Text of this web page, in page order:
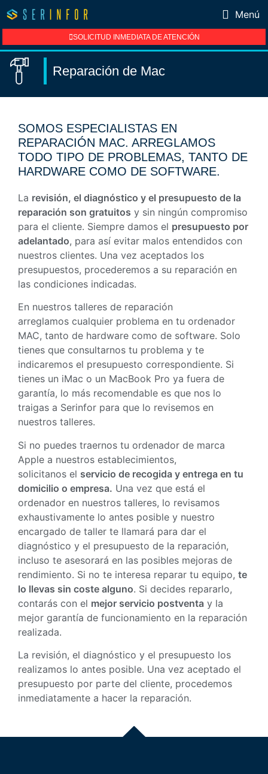
Menú
SOLICITUD INMEDIATA DE ATENCIÓN
Reparación de Mac
SOMOS ESPECIALISTAS EN
REPARACIÓN MAC. ARREGLAMOS
TODO TIPO DE PROBLEMAS, TANTO DE
HARDWARE COMO DE SOFTWARE.
La revisión, el diagnóstico y el presupuesto de la
reparación son gratuitos y sin ningún compromiso
para el cliente. Siempre damos el presupuesto por
adelantado, para así evitar malos entendidos con
nuestros clientes. Una vez aceptados los
presupuestos, procederemos a su reparación en
las condiciones indicadas.
En nuestros talleres de reparación
arreglamos cualquier problema en tu ordenador
MAC, tanto de hardware como de software. Solo
tienes que consultarnos tu problema y te
indicaremos el presupuesto correspondiente. Si
tienes un iMac o un MacBook Pro ya fuera de
garantía, lo más recomendable es que nos lo
traigas a Serinfor para que lo revisemos en
nuestros talleres.
Si no puedes traernos tu ordenador de marca
Apple a nuestros establecimientos,
solicitanos el servicio de recogida y entrega en tu
domicilio o empresa. Una vez que está el
ordenador en nuestros talleres, lo revisamos
exhaustivamente lo antes posible y nuestro
encargado de taller te llamará para dar el
diagnóstico y el presupuesto de la reparación,
incluso te asesorará en las posibles mejoras de
rendimiento. Si no te interesa reparar tu equipo, te
lo llevas sin coste alguno. Si decides repararlo,
contarás con el mejor servicio postventa y la
mejor garantía de funcionamiento en la reparación
realizada.
La revisión, el diagnóstico y el presupuesto los
realizamos lo antes posible. Una vez aceptado el
presupuesto por parte del cliente, procedemos
inmediatamente a hacer la reparación.